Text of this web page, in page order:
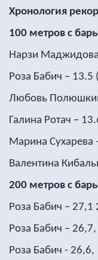
Хронология
100 метров с
Нарзи
Роза Бабич –
Любовь
Галина Ротач –
Марина
Валентина
200 метров с
Роза Бабич –
Роза Бабич –
Роза Бабич -